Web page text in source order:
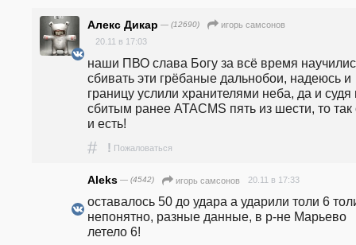
Алекс Дикар — (12690)
игорь самсонов
20.11 в 17:03
наши ПВО слава Богу за всё время
сбивать эти грёбаные дальнобои, надеюсь и
границу услили хранителями неба, да и судя
сбитым ранее ATACMS пять из шести, то так
и есть!
# ! Пожаловаться
Aleks — (4542) игорь самсонов 20.11 в 17:33
оставалось 50 до удара а ударили толи 6
непонятно, разные данные, в р-не Марьево
летело 6!